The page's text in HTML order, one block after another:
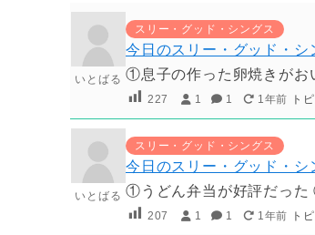
いとばる
スリー・グッド・シングス
今日のスリー・グッド・シ
①息子の作った卵焼きがお
227 1 1 1年前 ト
いとばる
スリー・グッド・シングス
今日のスリー・グッド・シ
①うどん弁当が好評だった
207 1 1 1年前 ト